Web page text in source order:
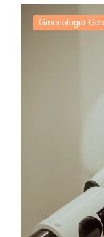
Ginecologia